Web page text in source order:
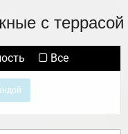
с террасой
Все